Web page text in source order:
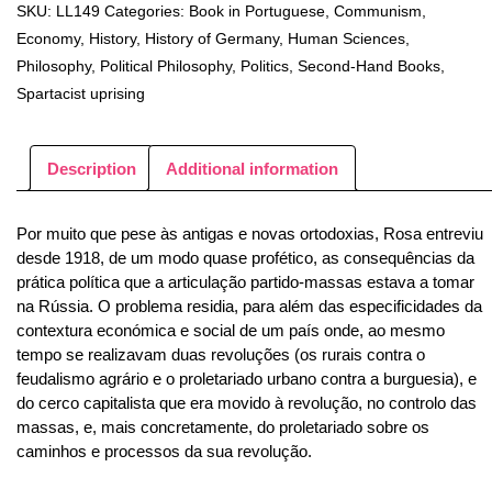
SKU: LL149 Categories: Book in Portuguese Communism
Economy, History, History of Germany, Human Sciences
Philosophy, Political Philosophy, Politics Second-Hand Books
Spartacist uprising
Description Additional information
Por muito que pese às antigas e novas ortodoxias, Rosa entreviu
desde 1918, de um modo quase profético, as consequências da
prática política que a articulação partido-massas estava a tomar
na Rússia. O problema residia, para além das especificidades da
contextura económica e social de um país onde, ao mesmo
tempo se realizavam duas revoluções (os rurais contra o
feudalismo agrário e o proletariado urbano contra a burguesia), e
do cerco capitalista que era movido à revolução, no controlo das
massas, e, mais concretamente, do proletariado sobre os
caminhos e processos da sua revolução.